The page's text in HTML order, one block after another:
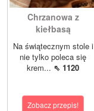
Chrzanowa z
kiełbasą
Na świątecznym stole i
nie tylko poleca się
krem... ⇖ 1120
Zobacz przepis!